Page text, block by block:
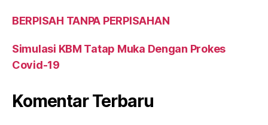
BERPISAH TANPA PERPISAHAN
Simulasi KBM Tatap Muka Dengan Prokes
Covid-19
Komentar Terbaru